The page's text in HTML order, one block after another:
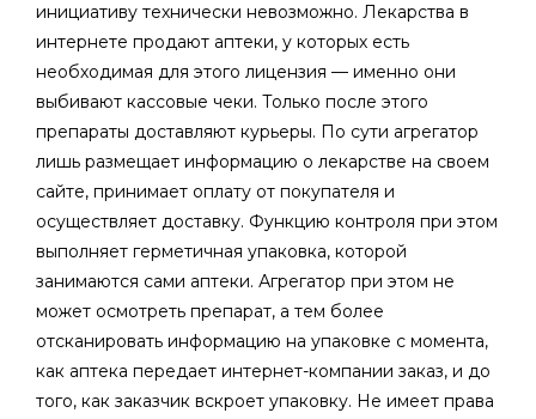
инициативу технически невозможно. Лекарства в
интернете продают аптеки, у которых есть
необходимая для этого лицензия — именно они
выбивают кассовые чеки. Только после этого
препараты доставляют курьеры. По сути агрегатор
лишь размещает информацию о лекарстве на своем
сайте, принимает оплату от покупателя и
осуществляет доставку. Функцию контроля при этом
выполняет герметичная упаковка, которой
занимаются сами аптеки. Агрегатор при этом не
может осмотреть препарат, а тем более
отсканировать информацию на упаковке с момента,
как аптека передает интернет-компании заказ, и до
того, как заказчик вскроет упаковку. Не имеет права